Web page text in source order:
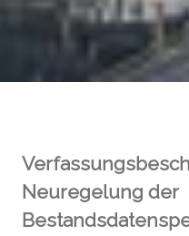
Neuregelung der